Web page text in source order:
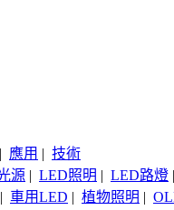
| 應用 | 技術
源 | LED照明 | LED路燈 |
| 車用LED | 植物照明 |